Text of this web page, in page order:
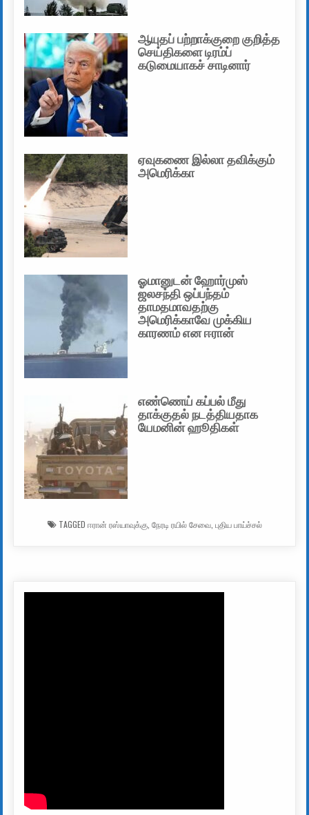
ஆயுதப் பற்றாக்குறை குறித்த
செய்திகளை டிரம்ப்
கடுமையாகச் சாடினார்
ஏவுகணை இல்லா தவிக்கும்
அமெரிக்கா
ஓமானுடன் ஹோர்முஸ்
ஜலசந்தி ஒப்பந்தம்
தாமதமாவதற்கு
அமெரிக்காவே முக்கிய
காரணம் என ஈரான்
எண்ணெய் கப்பல் மீது
தாக்குதல் நடத்தியதாக
யேமனின் ஹூதிகள்
TAGGED ஈரான் ரஸ்யாவுக்கு, நேரடி ரயில் சேவை, புதிய பாய்ச்சல்